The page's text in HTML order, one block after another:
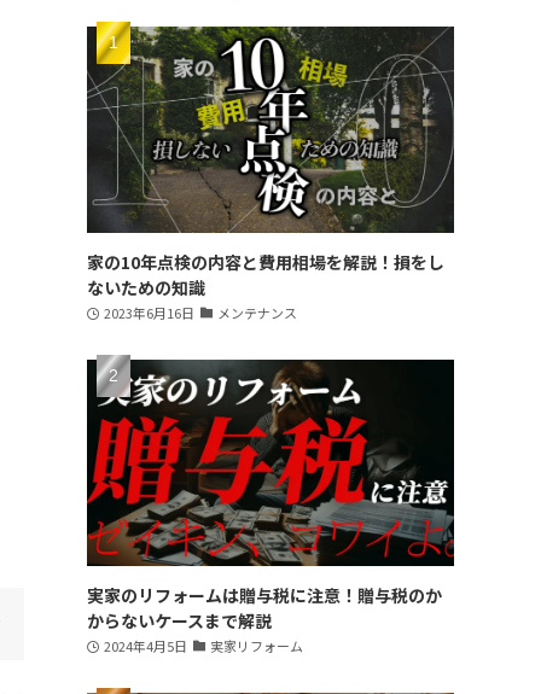
家の10年点検の内容と費用相場を解説！損をし
ないための知識
2023年6月16日 メンテナンス
実家のリフォームは贈与税に注意！贈与税のか
からないケースまで解説
2024年4月5日 実家リフォーム